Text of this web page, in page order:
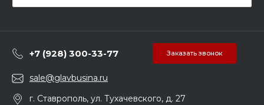
+7 (928) 300-33-77 Заказать звонок
sale@glavbusina.ru
г. Ставрополь, ул. Тухачевского, д. 27